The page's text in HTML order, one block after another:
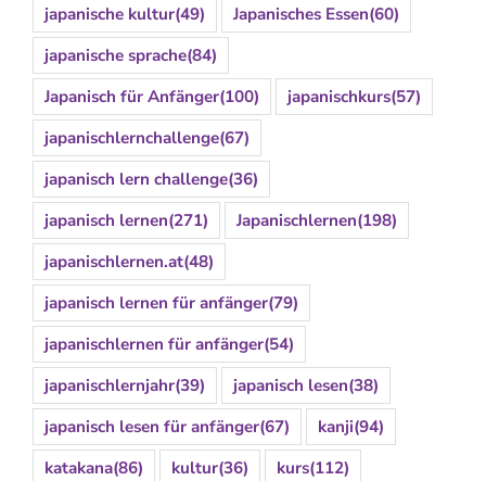
japanische kultur(49) Japanisches Essen(60)
japanische sprache(84)
Japanisch für Anfänger(100) japanischkurs(57)
japanischlernchallenge(67)
japanisch lern challenge(36)
japanisch lernen(271) Japanischlernen(198)
japanischlernen.at(48)
japanisch lernen für anfänger(79)
japanischlernen für anfänger(54)
japanischlernjahr(39) japanisch lesen(38)
japanisch lesen für anfänger(67) kanji(94)
katakana(86) kultur(36) kurs(112)